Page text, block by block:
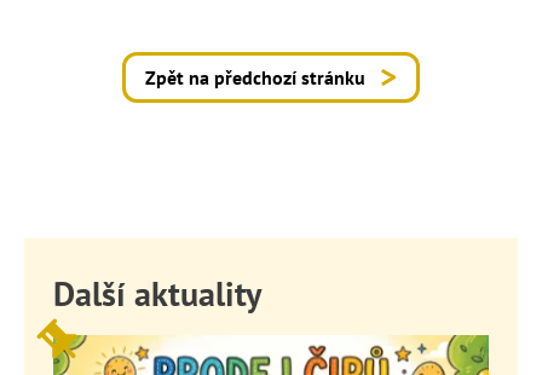
Zpět na předchozí stránku
Další aktuality